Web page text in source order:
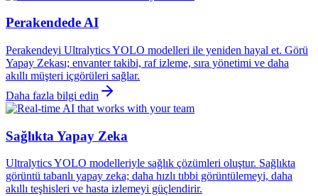
Perakendede AI
Perakendeyi Ultralytics YOLO modelleri ile yeniden hayal et. Görü
Yapay Zekası; envanter takibi, raf izleme, sıra yönetimi ve daha
akıllı müşteri içgörüleri sağlar.
Daha fazla bilgi edin
Sağlıkta Yapay Zeka
Ultralytics YOLO modelleriyle sağlık çözümleri oluştur. Sağlıkta
görüntü tabanlı yapay zeka; daha hızlı tıbbi görüntülemeyi, daha
akıllı teşhisleri ve hasta izlemeyi güçlendirir.